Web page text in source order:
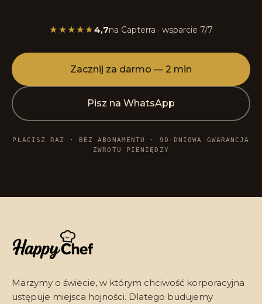
★★★★★4,7na Capterra · wsparcie 7/7
Zacznij za darmo — 2 min
Pisz na WhatsApp
PŁACISZ RAZ · BEZ ABONAMENTU · 90-DNIOWA GWARANCJA
ZWROTU PIENIĘDZY
Marzymy o świecie, w którym chciwość korporacyjna
ustępuje miejsca hojności. Dlatego budujemy